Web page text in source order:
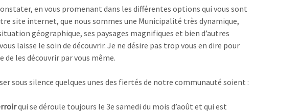
en vous promenant dans les différentes options qui vous sont
site internet, que nous sommes une Municipalité très dynamique,
géographique, ses paysages magnifiques et bien d’autres
laisse le soin de découvrir. Je ne désire pas trop vous en dire pour
de les découvrir par vous même.
sous silence quelques unes des fiertés de notre communauté soient :
qui se déroule toujours le 3e samedi du mois d’août et qui est